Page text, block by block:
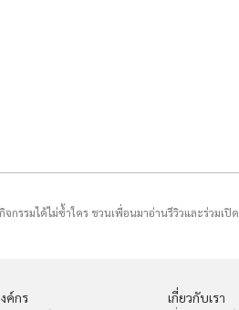
กรรมได้ไม่ซ้ำใคร ชวนเพื่อนมาอ่านรีวิวและร่วมเปิด
ค์กร เกี่ยวกับเรา